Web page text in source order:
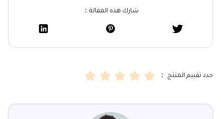
شارك هذه المقالة：
حدد تقييم المنتج ：